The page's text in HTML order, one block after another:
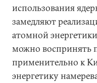
использования
замедляют
атомной
можно воспринять
применительно к
энергетику